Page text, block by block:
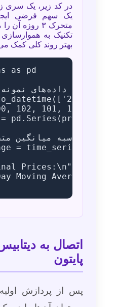
در کد زیر، یک سری
یک سهم فرضی
متحرک ۳ روزه
تکنیک به
بهتر روند کلی کمک
as pd
102, 101, 105, 104]
pd.Series(prices,
=
Prices:\n",
Moving Average:\n",
اتصال به
پایتون